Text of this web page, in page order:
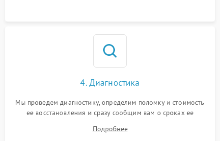
4. Диагностика
Мы проведем диагностику, определим поломку и стоимость
ее восстановления и сразу сообщим вам о сроках ее
Подробнее